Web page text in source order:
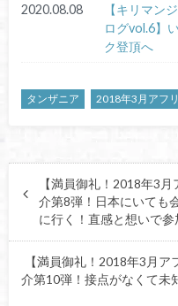
2020.08.08
【キリマン
ログvol.6】
ク登頂へ
タンザニア 2018年3月アフ
【満員御礼！2018年3
介第8弾！日本にいても
に行く！直感と想いで参
【満員御礼！2018年3月
介第10弾！接点がなくて未